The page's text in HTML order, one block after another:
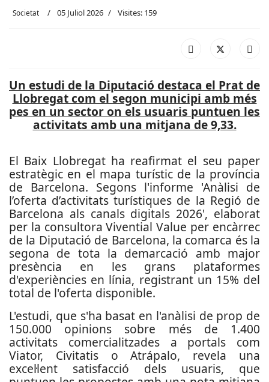
Societat 05 Juliol 2026 Visites: 159
Un estudi de la Diputació destaca el Prat de
Llobregat com el segon municipi amb més
pes en un sector on els usuaris puntuen les
activitats amb una mitjana de 9,33.
El Baix Llobregat ha reafirmat el seu paper
estratègic en el mapa turístic de la província
de Barcelona. Segons l'informe 'Anàlisi de
l’oferta d’activitats turístiques de la Regió de
Barcelona als canals digitals 2026', elaborat
per la consultora Vivential Value per encàrrec
de la Diputació de Barcelona, la comarca és la
segona de tota la demarcació amb major
presència en les grans plataformes
d'experiències en línia, registrant un 15% del
total de l'oferta disponible.
L'estudi, que s'ha basat en l'anàlisi de prop de
150.000 opinions sobre més de 1.400
activitats comercialitzades a portals com
Viator, Civitatis o Atrápalo, revela una
excel·lent satisfacció dels usuaris, que